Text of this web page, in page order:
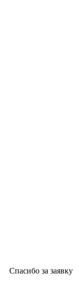
Спасибо за заявку